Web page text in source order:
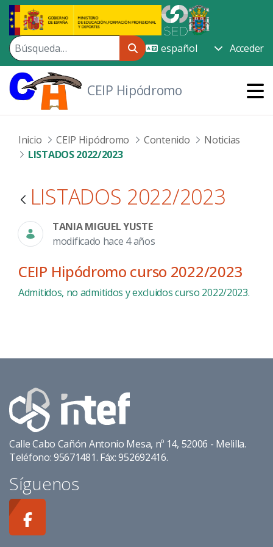
Saltar al contenido principal
Acceder
CEIP Hipódromo
Inicio CEIP Hipódromo Contenido
Noticias
LISTADOS 2022/2023
LISTADOS 2022/2023
TANIA MIGUEL YUSTE
modificado hace 4 años
CEIP Hipódromo curso 2022/2023
Admitidos, no admitidos y excluidos curso 2022/2023.
Calle Cabo Cañón Antonio Mesa, nº 14, 52006 - Melilla.
Teléfono: 95671481. Fáx: 952692416.
Síguenos